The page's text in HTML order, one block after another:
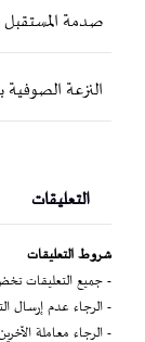
صدمة
النزعة الصوفية
التعليقات
شروط التعليقات
- جميع التعليقات
- الرجاء عدم إرسال
- الرجاء معاملة